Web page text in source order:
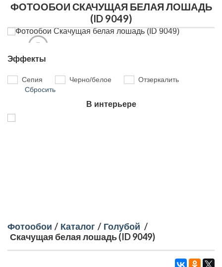
ФОТООБОИ СКАЧУЩАЯ БЕЛАЯ ЛОШАДЬ
(ID 9049)
Эффекты
Сепия Черно/белое
Отзеркалить
Сбросить
В интерьере
Фотообои / Каталог / Голубой /
Скачущая белая лошадь (ID 9049)